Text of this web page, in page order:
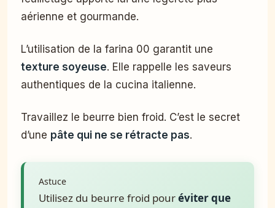
aérienne et gourmande.
L’utilisation de la farina 00 garantit une
texture soyeuse. Elle rappelle les saveurs
authentiques de la cucina italienne.
Travaillez le beurre bien froid. C’est le secret
d’une pâte qui ne se rétracte pas.
Astuce
Utilisez du beurre froid pouréviter que